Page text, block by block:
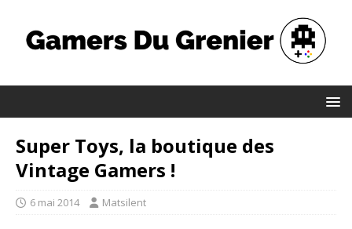
Super Toys, la boutique des
Vintage Gamers !
6 mai 2014 Matsilent